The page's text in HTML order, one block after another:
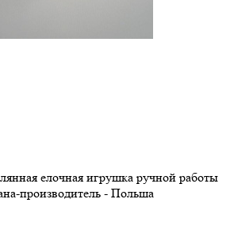
елочная игрушка ручной работы
производитель - Польша